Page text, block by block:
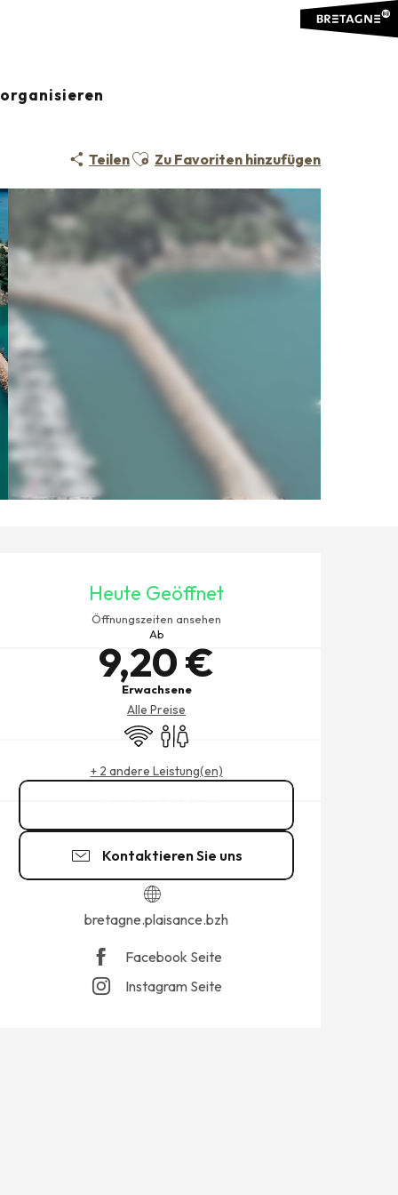
TeilenAjouter aux favoris
Zu Favoriten hinzufügen
Heute Geöffnet
Öffnungszeiten ansehen
Ab
9,20 €
Erwachsene
Alle Preise
Wi-Fi Toiletten
+ 2 andere Leistung(en)
Kontaktieren Sie uns
bretagne.plaisance.bzh
Facebook Seite
Instagram Seite